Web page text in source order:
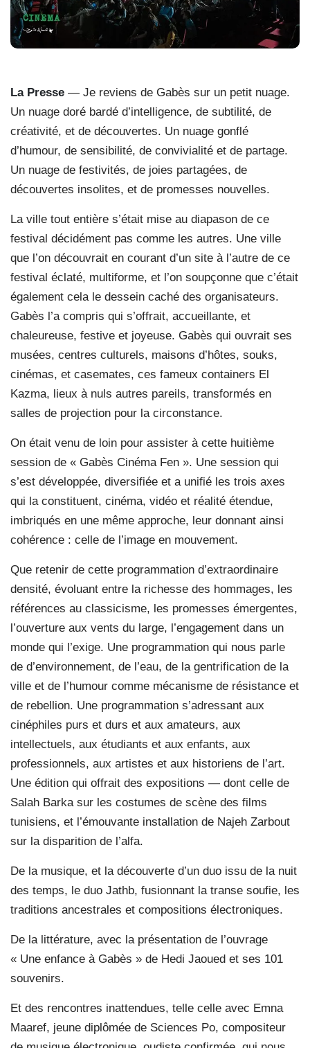
La Presse — Je reviens de Gabès sur un petit nuage.
Un nuage doré bardé d’intelligence, de subtilité, de
créativité, et de découvertes. Un nuage gonflé
d’humour, de sensibilité, de convivialité et de partage.
Un nuage de festivités, de joies partagées, de
découvertes insolites, et de promesses nouvelles.
La ville tout entière s’était mise au diapason de ce
festival décidément pas comme les autres. Une ville
que l’on découvrait en courant d’un site à l’autre de ce
festival éclaté, multiforme, et l’on soupçonne que c’était
également cela le dessein caché des organisateurs.
Gabès l’a compris qui s’offrait, accueillante, et
chaleureuse, festive et joyeuse. Gabès qui ouvrait ses
musées, centres culturels, maisons d’hôtes, souks,
cinémas, et casemates, ces fameux containers El
Kazma, lieux à nuls autres pareils, transformés en
salles de projection pour la circonstance.
On était venu de loin pour assister à cette huitième
session de « Gabès Cinéma Fen ». Une session qui
s’est développée, diversifiée et a unifié les trois axes
qui la constituent, cinéma, vidéo et réalité étendue,
imbriqués en une même approche, leur donnant ainsi
cohérence : celle de l’image en mouvement.
Que retenir de cette programmation d’extraordinaire
densité, évoluant entre la richesse des hommages, les
références au classicisme, les promesses émergentes,
l’ouverture aux vents du large, l’engagement dans un
monde qui l’exige. Une programmation qui nous parle
de d’environnement, de l’eau, de la gentrification de la
ville et de l’humour comme mécanisme de résistance et
de rebellion. Une programmation s’adressant aux
cinéphiles purs et durs et aux amateurs, aux
intellectuels, aux étudiants et aux enfants, aux
professionnels, aux artistes et aux historiens de l’art.
Une édition qui offrait des expositions — dont celle de
Salah Barka sur les costumes de scène des films
tunisiens, et l’émouvante installation de Najeh Zarbout
sur la disparition de l’alfa.
De la musique, et la découverte d’un duo issu de la nuit
des temps, le duo Jathb, fusionnant la transe soufie, les
traditions ancestrales et compositions électroniques.
De la littérature, avec la présentation de l’ouvrage
« Une enfance à Gabès » de Hedi Jaoued et ses 101
souvenirs.
Et des rencontres inattendues, telle celle avec Emna
Maaref, jeune diplômée de Sciences Po, compositeur